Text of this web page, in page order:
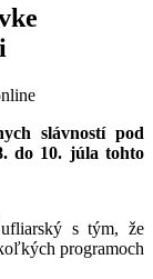
slávností pod
do 10. júla tohto
s tým, že
programoch